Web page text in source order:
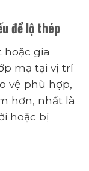
để lộ thép
hoặc gia
mạ tại vị trí
vệ phù hợp,
hơn, nhất là
hoặc bị